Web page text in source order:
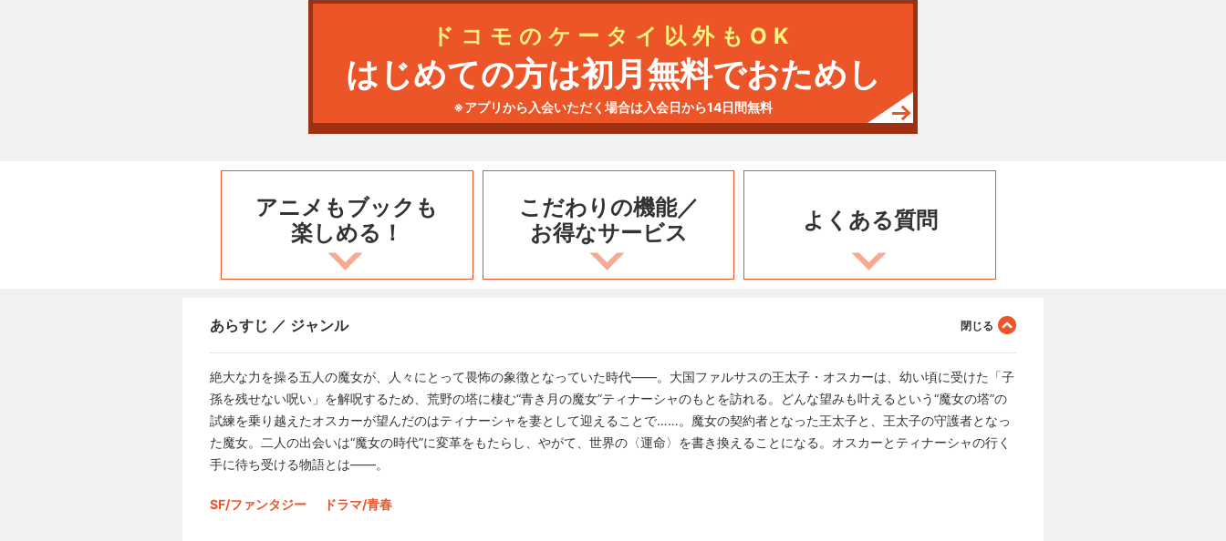
ドコモのケータイ以外もOK
はじめての方は初月無料でおためし
※アプリから入会いただく場合は入会日から14日間無料
アニメもブックも
楽しめる！
こだわりの機能／
お得なサービス
よくある質問
あらすじ ／ ジャンル
絶大な力を操る五人の魔女が、人々にとって畏怖の象徴となっていた時代――。大国ファルサスの王太子・オスカーは、幼い頃に受けた「子
孫を残せない呪い」を解呪するため、荒野の塔に棲む“青き月の魔女”ティナーシャのもとを訪れる。どんな望みも叶えるという“魔女の塔”の
試練を乗り越えたオスカーが望んだのはティナーシャを妻として迎えることで……。魔女の契約者となった王太子と、王太子の守護者となっ
た魔女。二人の出会いは“魔女の時代”に変革をもたらし、やがて、世界の〈運命〉を書き換えることになる。オスカーとティナーシャの行く
手に待ち受ける物語とは――。
SF/ファンタジー ドラマ/青春